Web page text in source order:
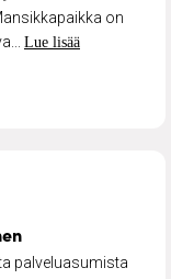
on
Lue lisää
palveluasumista